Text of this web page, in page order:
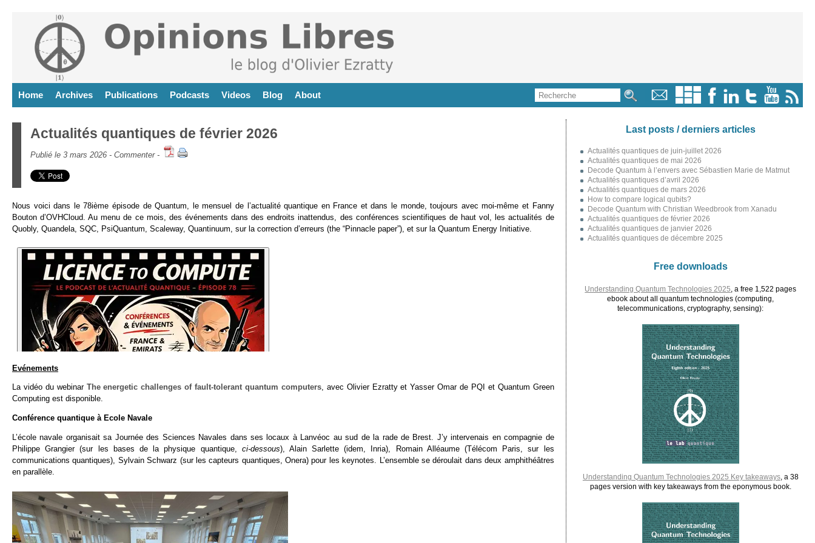
Home Archives Publications Podcasts Videos Blog About
Actualités quantiques de février 2026
Publié le 3 mars 2026 - Commenter-
Nous voici dans le 78ième épisode de Quantum, le mensuel de l’actualité quantique en France et dans le monde, toujours avec moi-même et Fanny
Bouton d’OVHCloud. Au menu de ce mois, des événements dans des endroits inattendus, des conférences scientifiques de haut vol, les actualités de
Quobly, Quandela, SQC, PsiQuantum, Scaleway, Quantinuum, sur la correction d’erreurs (the “Pinnacle paper”), et sur la Quantum Energy Initiative.
Evénements
La vidéo du webinar The energetic challenges of fault-tolerant quantum computers, avec Olivier Ezratty et Yasser Omar de PQI et Quantum Green
Computing est disponible.
Conférence quantique à Ecole Navale
L’école navale organisait sa Journée des Sciences Navales dans ses locaux à Lanvéoc au sud de la rade de Brest. J’y intervenais en compagnie de
Philippe Grangier (sur les bases de la physique quantique, ci-dessous), Alain Sarlette (idem, Inria), Romain Alléaume (Télécom Paris, sur les
communications quantiques), Sylvain Schwarz (sur les capteurs quantiques, Onera) pour les keynotes. L’ensemble se déroulait dans deux amphithéâtres
en parallèle.
Last posts / derniers articles
Actualités quantiques de juin-juillet 2026
Actualités quantiques de mai 2026
Decode Quantum à l’envers avec Sébastien Marie de Matmut
Actualités quantiques d’avril 2026
Actualités quantiques de mars 2026
How to compare logical qubits?
Decode Quantum with Christian Weedbrook from Xanadu
Actualités quantiques de février 2026
Actualités quantiques de janvier 2026
Actualités quantiques de décembre 2025
Free downloads
Understanding Quantum Technologies 2025 , a free 1,522 pages
ebook about all quantum technologies (computing,
telecommunications, cryptography, sensing):
Understanding Quantum Technologies 2025 Key takeaways, a 38
pages version with key takeaways from the eponymous book.